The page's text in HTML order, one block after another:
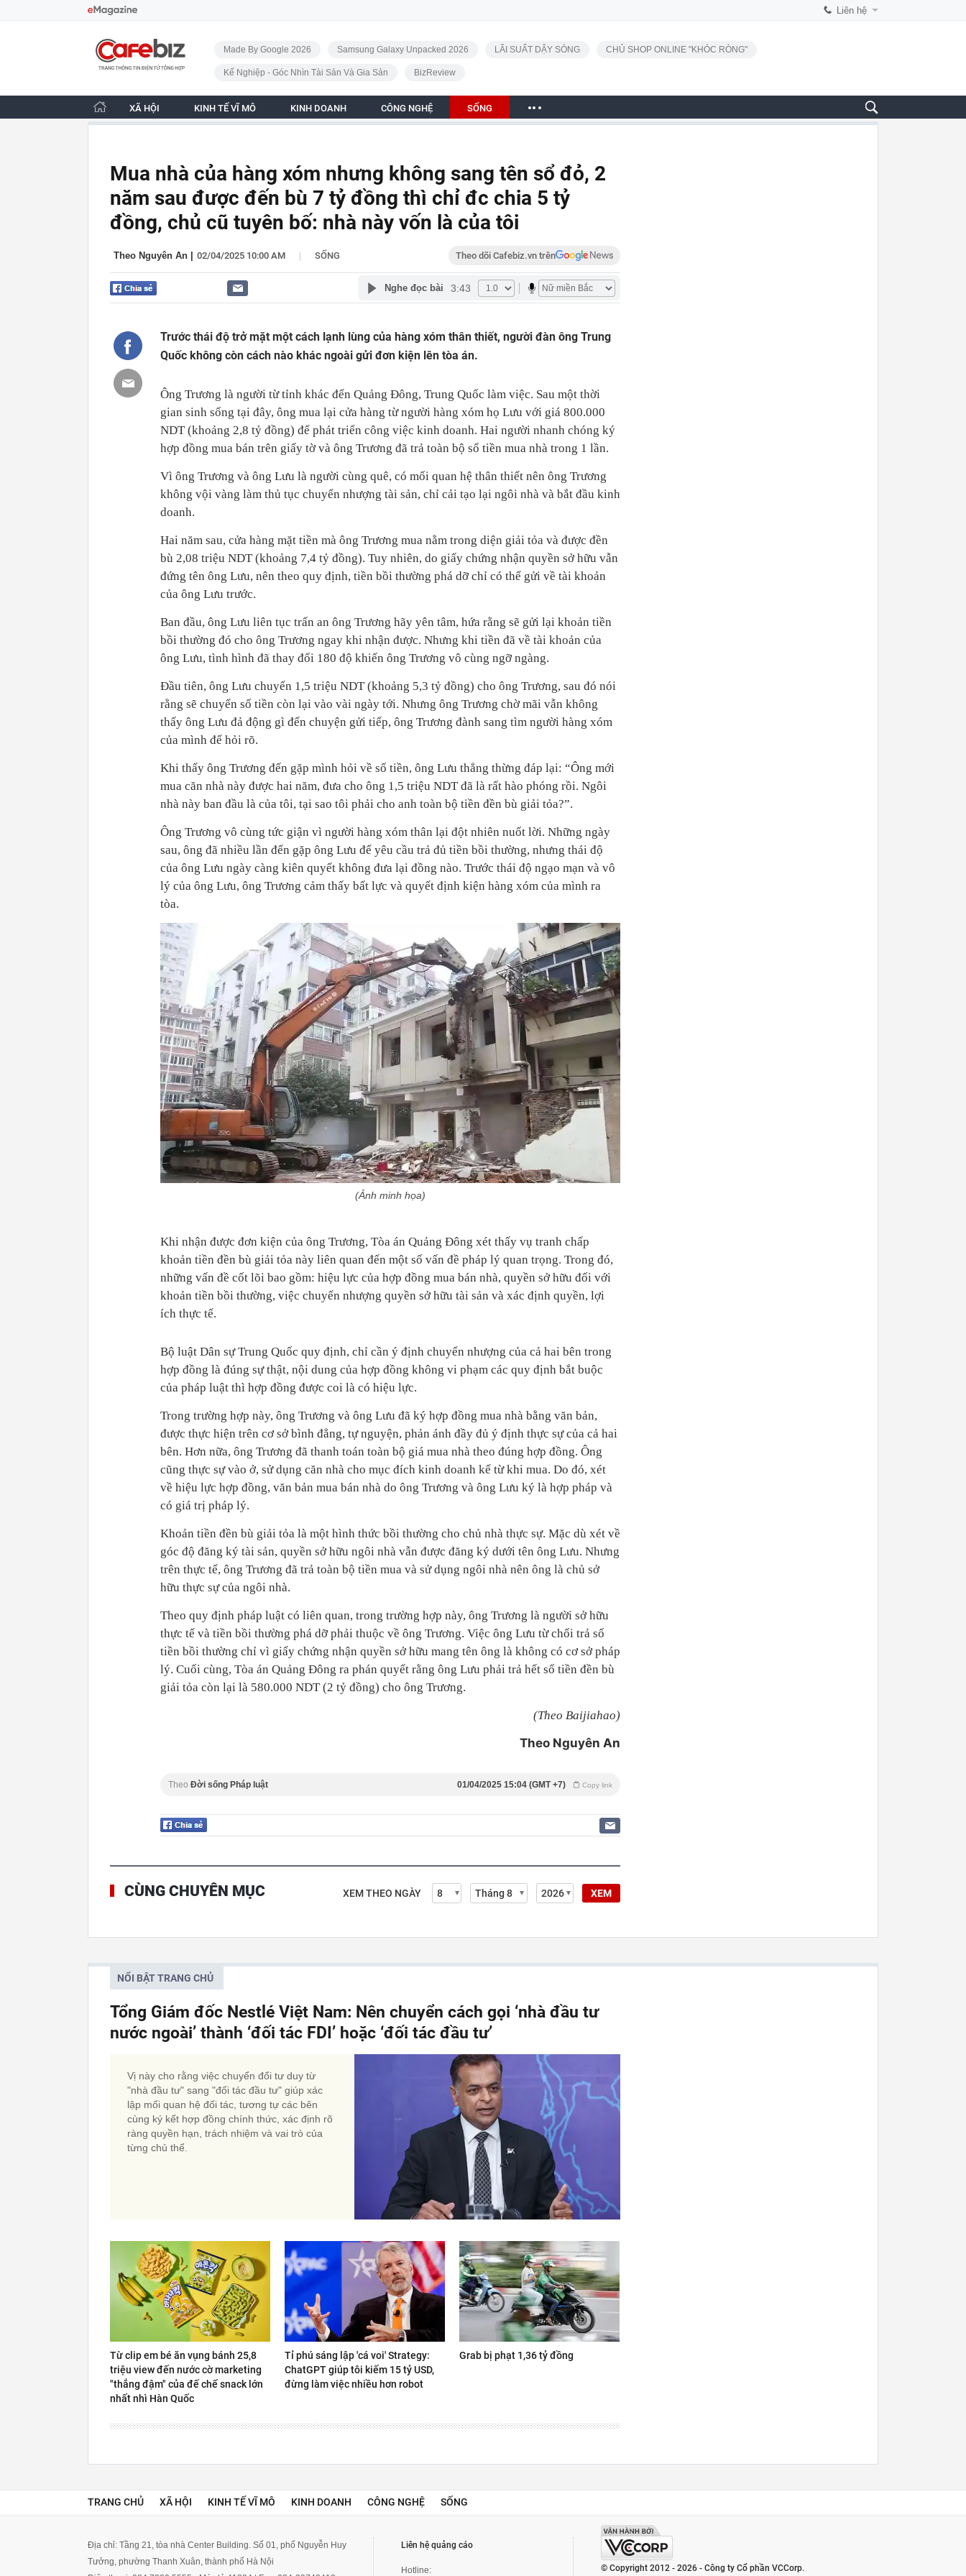
Liên hệ
CafeBiz - Trang chủ
Made By Google 2026 Samsung Galaxy Unpacked 2026 LÃI SUẤT DẬY SÓNG CHỦ SHOP ONLINE "KHÓC RÒNG"
Kế Nghiệp - Góc Nhìn Tài Sản Và Gia Sản BizReview
XÃ HỘI KINH TẾ VĨ MÔ KINH DOANH CÔNG NGHỆ SỐNG
Mua nhà của hàng xóm nhưng không sang tên sổ đỏ, 2
năm sau được đến bù 7 tỷ đồng thì chỉ đc chia 5 tỷ
đồng, chủ cũ tuyên bố: nhà này vốn là của tôi
Theo Nguyên An 02/04/2025 10:00 AM | SỐNG Theo dõi Cafebiz.vn trên
Nghe đọc bài 3:43
Trước thái độ trở mặt một cách lạnh lùng của hàng xóm thân thiết, người đàn ông Trung
Quốc không còn cách nào khác ngoài gửi đơn kiện lên tòa án.
Ông Trương là người từ tỉnh khác đến Quảng Đông, Trung Quốc làm việc. Sau một thời
gian sinh sống tại đây, ông mua lại cửa hàng từ người hàng xóm họ Lưu với giá 800.000
NDT (khoảng 2,8 tỷ đồng) để phát triển công việc kinh doanh. Hai người nhanh chóng ký
hợp đồng mua bán trên giấy tờ và ông Trương đã trả toàn bộ số tiền mua nhà trong 1 lần.
Vì ông Trương và ông Lưu là người cùng quê, có mối quan hệ thân thiết nên ông Trương
không vội vàng làm thủ tục chuyển nhượng tài sản, chỉ cải tạo lại ngôi nhà và bắt đầu kinh
doanh.
Hai năm sau, cửa hàng mặt tiền mà ông Trương mua nằm trong diện giải tỏa và được đền
bù 2,08 triệu NDT (khoảng 7,4 tỷ đồng). Tuy nhiên, do giấy chứng nhận quyền sở hữu vẫn
đứng tên ông Lưu, nên theo quy định, tiền bồi thường phá dỡ chỉ có thể gửi về tài khoản
của ông Lưu trước.
Ban đầu, ông Lưu liên tục trấn an ông Trương hãy yên tâm, hứa rằng sẽ gửi lại khoản tiền
bồi thường đó cho ông Trương ngay khi nhận được. Nhưng khi tiền đã về tài khoản của
ông Lưu, tình hình đã thay đổi 180 độ khiến ông Trương vô cùng ngỡ ngàng.
Đầu tiên, ông Lưu chuyển 1,5 triệu NDT (khoảng 5,3 tỷ đồng) cho ông Trương, sau đó nói
rằng sẽ chuyển số tiền còn lại vào vài ngày tới. Nhưng ông Trương chờ mãi vẫn không
thấy ông Lưu đả động gì đến chuyện gửi tiếp, ông Trương đành sang tìm người hàng xóm
của mình để hỏi rõ.
Khi thấy ông Trương đến gặp mình hỏi về số tiền, ông Lưu thẳng thừng đáp lại: “Ông mới
mua căn nhà này được hai năm, đưa cho ông 1,5 triệu NDT đã là rất hào phóng rồi. Ngôi
nhà này ban đầu là của tôi, tại sao tôi phải cho anh toàn bộ tiền đền bù giải tỏa?”.
Ông Trương vô cùng tức giận vì người hàng xóm thân lại đột nhiên nuốt lời. Những ngày
sau, ông đã nhiều lần đến gặp ông Lưu để yêu cầu trả đủ tiền bồi thường, nhưng thái độ
của ông Lưu ngày càng kiên quyết không đưa lại đồng nào. Trước thái độ ngạo mạn và vô
lý của ông Lưu, ông Trương cảm thấy bất lực và quyết định kiện hàng xóm của mình ra
tòa.
(Ảnh minh họa)
Khi nhận được đơn kiện của ông Trương, Tòa án Quảng Đông xét thấy vụ tranh chấp
khoản tiền đền bù giải tỏa này liên quan đến một số vấn đề pháp lý quan trọng. Trong đó,
những vấn đề cốt lõi bao gồm: hiệu lực của hợp đồng mua bán nhà, quyền sở hữu đối với
khoản tiền bồi thường, việc chuyển nhượng quyền sở hữu tài sản và xác định quyền, lợi
ích thực tế.
Bộ luật Dân sự Trung Quốc quy định, chỉ cần ý định chuyển nhượng của cả hai bên trong
hợp đồng là đúng sự thật, nội dung của hợp đồng không vi phạm các quy định bắt buộc
của pháp luật thì hợp đồng được coi là có hiệu lực.
Trong trường hợp này, ông Trương và ông Lưu đã ký hợp đồng mua nhà bằng văn bản,
được thực hiện trên cơ sở bình đẳng, tự nguyện, phản ánh đầy đủ ý định thực sự của cả hai
bên. Hơn nữa, ông Trương đã thanh toán toàn bộ giá mua nhà theo đúng hợp đồng. Ông
cũng thực sự vào ở, sử dụng căn nhà cho mục đích kinh doanh kể từ khi mua. Do đó, xét
về hiệu lực hợp đồng, văn bản mua bán nhà do ông Trương và ông Lưu ký là hợp pháp và
có giá trị pháp lý.
Khoản tiền đền bù giải tỏa là một hình thức bồi thường cho chủ nhà thực sự. Mặc dù xét về
góc độ đăng ký tài sản, quyền sở hữu ngôi nhà vẫn được đăng ký dưới tên ông Lưu. Nhưng
trên thực tế, ông Trương đã trả toàn bộ tiền mua và sử dụng ngôi nhà nên ông là chủ sở
hữu thực sự của ngôi nhà.
Theo quy định pháp luật có liên quan, trong trường hợp này, ông Trương là người sở hữu
thực tế và tiền bồi thường phá dỡ phải thuộc về ông Trương. Việc ông Lưu từ chối trả số
tiền bồi thường chỉ vì giấy chứng nhận quyền sở hữu mang tên ông là không có cơ sở pháp
lý. Cuối cùng, Tòa án Quảng Đông ra phán quyết rằng ông Lưu phải trả hết số tiền đền bù
giải tỏa còn lại là 580.000 NDT (2 tỷ đồng) cho ông Trương.
(Theo Baijiahao)
Theo Nguyên An
Theo Đời sống Pháp luật Copy link
01/04/2025 15:04 (GMT +7)
CÙNG CHUYÊN MỤC XEM THEO NGÀY XEM
NỔI BẬT TRANG CHỦ
Tổng Giám đốc Nestlé Việt Nam: Nên chuyển cách gọi ‘nhà đầu tư
nước ngoài’ thành ‘đối tác FDI’ hoặc ‘đối tác đầu tư’
Vị này cho rằng việc chuyển đổi tư duy từ
"nhà đầu tư" sang "đối tác đầu tư" giúp xác
lập mối quan hệ đối tác, tương tự các bên
cùng ký kết hợp đồng chính thức, xác định rõ
ràng quyền hạn, trách nhiệm và vai trò của
từng chủ thể.
Từ clip em bé ăn vụng bánh 25,8
triệu view đến nước cờ marketing
"thắng đậm" của đế chế snack lớn
nhất nhì Hàn Quốc
Tỉ phú sáng lập 'cá voi' Strategy:
ChatGPT giúp tôi kiếm 15 tỷ USD,
đừng làm việc nhiều hơn robot
Grab bị phạt 1,36 tỷ đồng
TRANG CHỦ XÃ HỘI KINH TẾ VĨ MÔ KINH DOANH CÔNG NGHỆ SỐNG
Địa chỉ: Tầng 21, tòa nhà Center Building. Số 01, phố Nguyễn Huy
Tưởng, phường Thanh Xuân, thành phố Hà Nội
Liên hệ quảng cáo
Hotline: © Copyright 2012 - 2026 - Công ty Cổ phần VCCorp.